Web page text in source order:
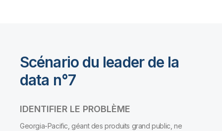
Scénario du leader de la
data n°7
IDENTIFIER LE PROBLÈME
Georgia-Pacific, géant des produits grand public, ne